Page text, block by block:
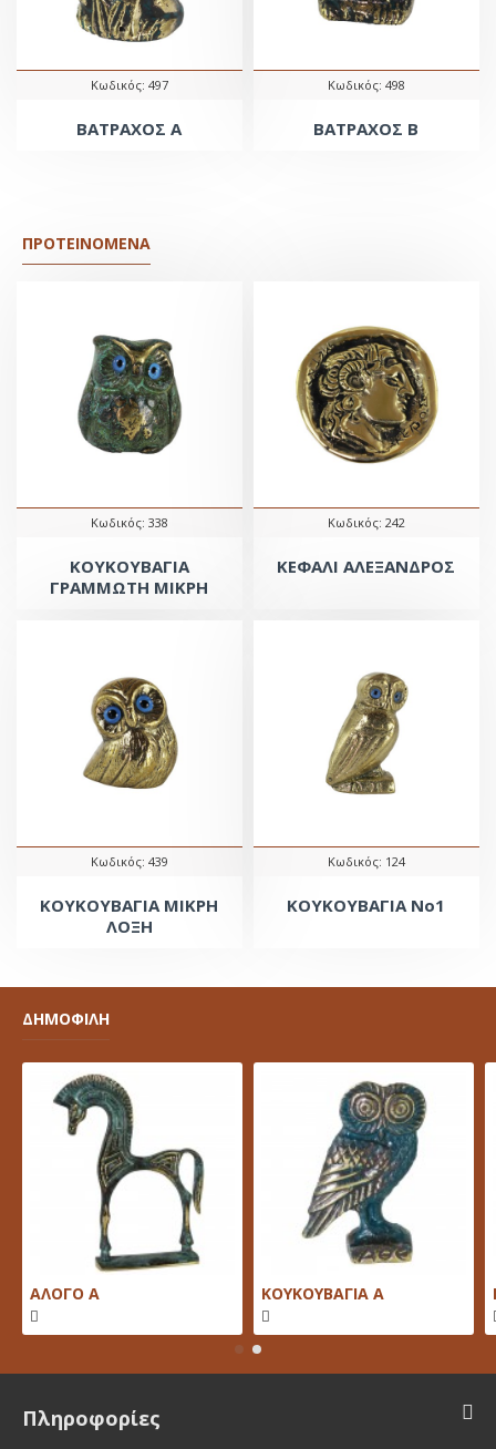
Κωδικός: 497
ΒΑΤΡΑΧΟΣ Α
Κωδικός: 498
ΒΑΤΡΑΧΟΣ Β
ΠΡΟΤΕΙΝΌΜΕΝΑ
Κωδικός: 338
ΚΟΥΚΟΥΒΑΓΙΑ
ΓΡΑΜΜΩΤΗ ΜΙΚΡΗ
Κωδικός: 242
ΚΕΦΑΛΙ ΑΛΕΞΑΝΔΡΟΣ
Κωδικός: 439
ΚΟΥΚΟΥΒΑΓΙΑ ΜΙΚΡΗ
ΛΟΞΗ
Κωδικός: 124
ΚΟΥΚΟΥΒΑΓΙΑ Νο1
ΔΗΜΟΦΙΛΗ
ΑΛΟΓΟ Α ΚΟΥΚΟΥΒΑΓΙΑ Α
Πληροφορίες